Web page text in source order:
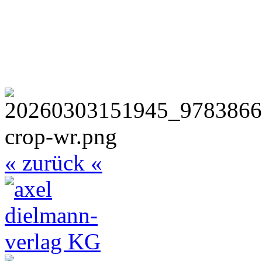
« zurück «